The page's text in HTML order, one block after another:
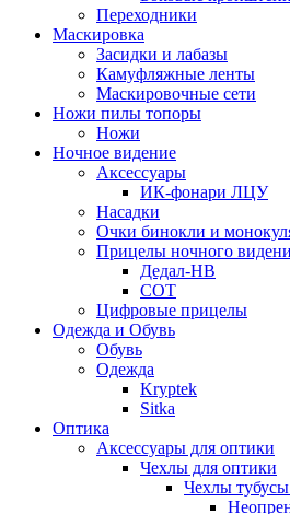
Переходники
Маскировка
Засидки и лабазы
Камуфляжные ленты
Маскировочные сети
Ножи пилы топоры
Ножи
Ночное видение
Аксессуары
ИК-фонари ЛЦУ
Насадки
Очки бинокли и
Прицелы ночного
Дедал-НВ
СОТ
Цифровые прицелы
Одежда и Обувь
Обувь
Одежда
Kryptek
Sitka
Оптика
Аксессуары для оптики
Чехлы для оптики
Чехлы